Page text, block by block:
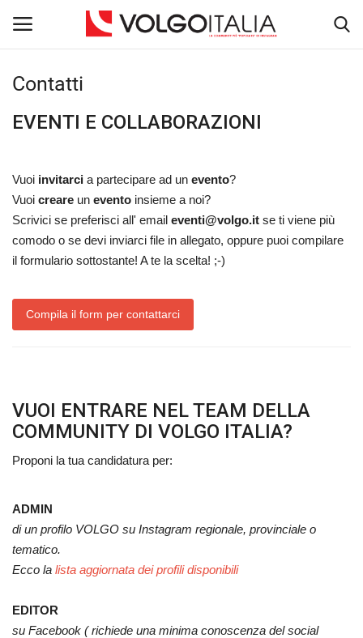
Accedi
La Community
Il Fondatore
Territorio
Dicono di noi
Tecnologia
Partner
Recensioni
Contatti
EVENTI E COLLABORAZIONI
Vuoi invitarci a partecipare ad un evento?
Vuoi creare un evento insieme a noi?
Scrivici se preferisci all' email eventi@volgo.it se ti viene più
comodo o se devi inviarci file in allegato, oppure puoi compilare
il formulario sottostante! A te la scelta! ;-)
Compila il form per contattarci
VUOI ENTRARE NEL TEAM DELLA
COMMUNITY DI VOLGO ITALIA?
Proponi la tua candidatura per:
ADMIN
di un profilo VOLGO su Instagram regionale, provinciale o
tematico.
Ecco la lista aggiornata dei profili disponibili
EDITOR
su Facebook ( richiede una minima conoscenza del social